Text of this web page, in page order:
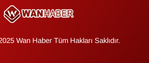
Wan Haber Tüm Hakları Saklıdır.